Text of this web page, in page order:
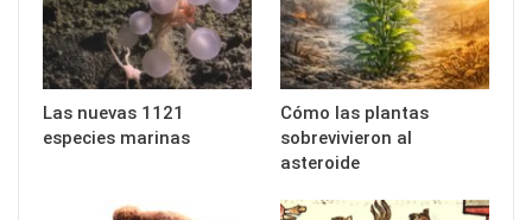
Las nuevas 1121
especies marinas
Cómo las plantas
sobrevivieron al
asteroide